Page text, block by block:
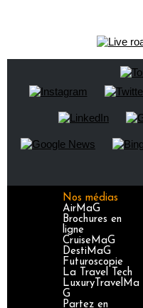
Nos médias
AirMaG
Brochures en
ligne
CruiseMaG
DestiMaG
Futuroscopie
La Travel Tech
LuxuryTravelMa
G
Partez en